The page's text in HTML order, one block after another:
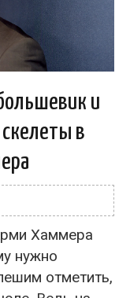
и
в
Хаммера
нужно
отметить,